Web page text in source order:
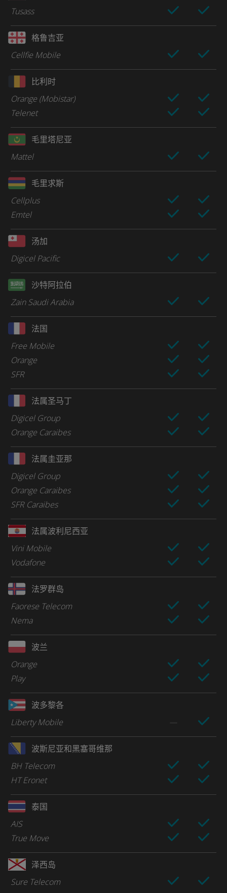
Tusass
格鲁吉亚
Cellfie Mobile
比利时
Orange (Mobistar)
Telenet
毛里塔尼亚
Mattel
毛里求斯
Cellplus
Emtel
汤加
Digicel Pacific
沙特阿拉伯
Zain Saudi Arabia
法国
Free Mobile
Orange
SFR
法属圣马丁
Digicel Group
Orange Caraibes
法属圭亚那
Digicel Group
Orange Caraibes
SFR Caraibes
法属波利尼西亚
Vini Mobile
Vodafone
法罗群岛
Faorese Telecom
Nema
波兰
Orange
Play
波多黎各
Liberty Mobile
波斯尼亚和黑塞哥维那
BH Telecom
HT Eronet
泰国
AIS
True Move
泽西岛
Sure Telecom